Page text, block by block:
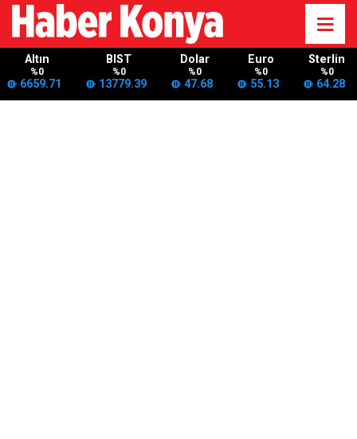
Altın
%0
6659.71
BIST
%0
13779.39
Dolar
%0
47.68
Euro
%0
55.13
Sterlin
%0
64.28